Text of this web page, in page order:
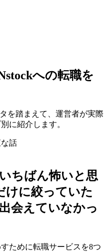
への転職を
を踏まえて、運営者が実際
に紹介します。
話
ちばん怖いと思
けに絞っていた
会えていなかっ
ために転職サービスを8つ